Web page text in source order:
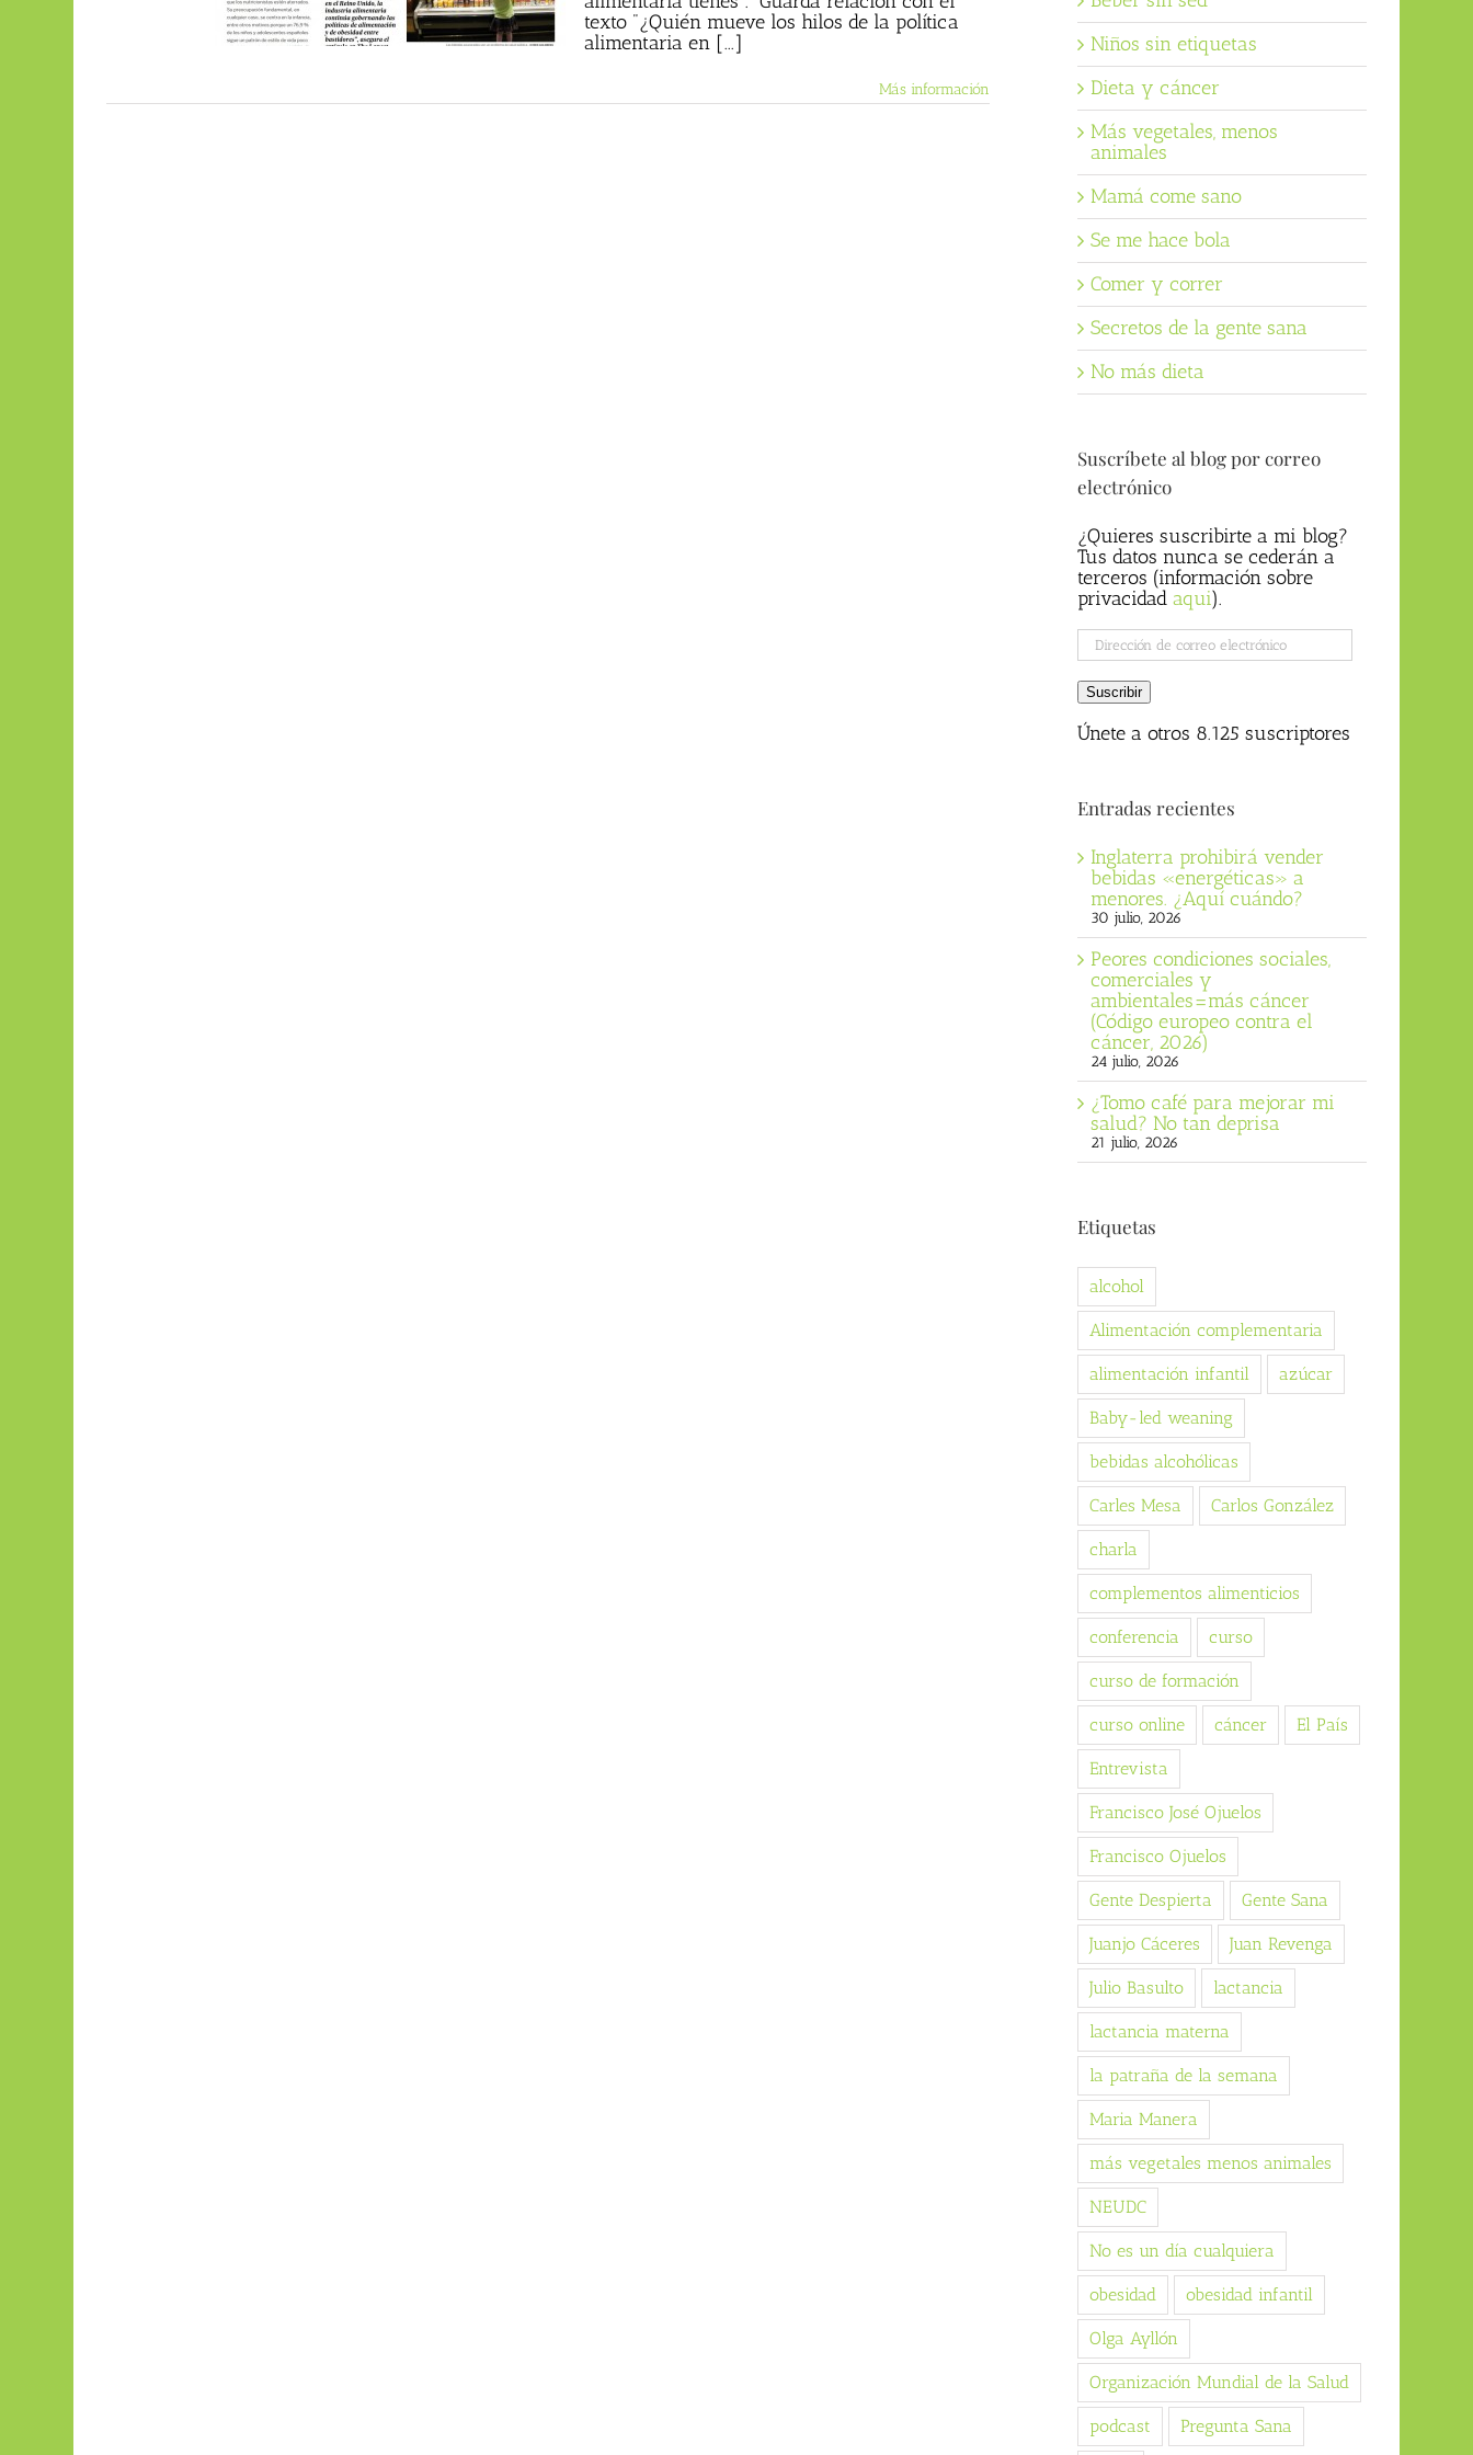
texto "¿Quién mueve los hilos de la política
alimentaria en [...]
Más información
Niños sin etiquetas
Dieta y cáncer
Más vegetales, menos
animales
Mamá come sano
Se me hace bola
Comer y correr
Secretos de la gente sana
No más dieta
Suscríbete al blog por correo
electrónico
¿Quieres suscribirte a mi blog?
Tus datos nunca se cederán a
terceros (información sobre
privacidad aqui).
Dirección
de
correo
electrónico
Suscribir
Únete a otros 8.125 suscriptores
Entradas recientes
Inglaterra prohibirá vender
bebidas «energéticas» a
menores. ¿Aquí cuándo?
30 julio, 2026
Peores condiciones sociales,
comerciales y
ambientales=más cáncer
(Código europeo contra el
cáncer, 2026)
24 julio, 2026
¿Tomo café para mejorar mi
salud? No tan deprisa
21 julio, 2026
Etiquetas
alcohol
Alimentación complementaria
alimentación infantil azúcar
Baby-led weaning
bebidas alcohólicas
Carles Mesa Carlos González
charla
complementos alimenticios
conferencia curso
curso de formación
curso online cáncer El País
Entrevista
Francisco José Ojuelos
Francisco Ojuelos
Gente Despierta Gente Sana
Juanjo Cáceres Juan Revenga
Julio Basulto lactancia
lactancia materna
la patraña de la semana
Maria Manera
más vegetales menos animales
NEUDC
No es un día cualquiera
obesidad obesidad infantil
Olga Ayllón
Organización Mundial de la Salud
podcast Pregunta Sana